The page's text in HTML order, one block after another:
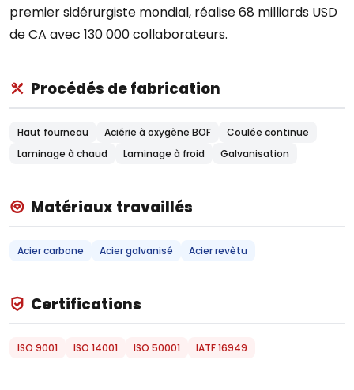
premier sidérurgiste mondial, réalise 68 milliards USD
de CA avec 130 000 collaborateurs.
Procédés de fabrication
Haut fourneau Aciérie à oxygène BOF
Coulée continue
Laminage à chaud
Laminage à froid Galvanisation
Matériaux travaillés
Acier carbone Acier galvanisé Acier revêtu
Certifications
ISO 9001 ISO 14001 ISO 50001 IATF 16949